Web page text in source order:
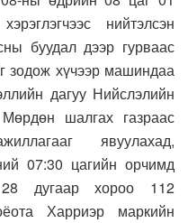
нийтэлсэн
буудал дээр гурваас
зодож хүчээр машиндаа
дагуу Нийслэлийн
шалгах газраас
явуулахад,
07:30 цагийн орчимд
28 дугаар хороо 112
Харриэр маркийн